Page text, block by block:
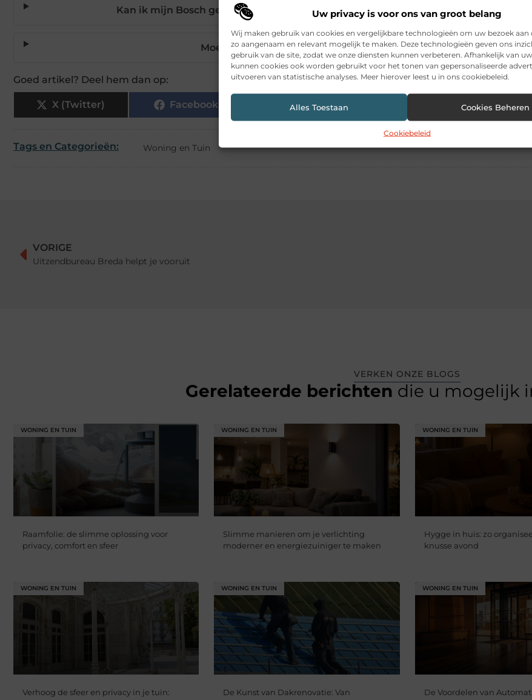
Uw privacy is voor ons van groot belang
Wij maken gebruik van cookies en vergelijkbare technologieën om uw bezoek aan
zo aangenaam en relevant mogelijk te maken. Deze technologieën geven ons
gebruik van de site, zodat we onze diensten kunnen verbeteren. Afhankelijk van
kunnen cookies ook worden gebruikt voor het tonen van gepersonaliseerde
uitvoeren van statistische analyses. Meer hierover leest u in ons cookiebeleid.
Alles Toestaan Cookies Beheren
Cookiebeleid
Kan ik mijn Bosch gereedschap blijven gebruiken met een nieuwe accu?
Moet ik ook mijn acculader vervangen?
Goed artikel? Deel hem dan op:
X (Twitter) Facebook Pinterest
Tags en Categorieën: Woning en Tuin
VORIGE
Uitzendbureau Breda helpt je vooruit
VERKEN ONZE BLOGS
Gerelateerde berichten die u mogelijk
WONING EN TUIN
Raamfolie: de slimme oplossing voor
privacy, comfort en sfeer
WONING EN TUIN
Slimme manieren om je verlichting
moderner en energiezuiniger te maken
WONING EN TUIN
Hygge in huis: zo
knusse avond
WONING EN TUIN
Verhoog de sfeer en privacy in je tuin:
WONING EN TUIN
De Kunst van Dakrenovatie: Van
WONING EN TUIN
De Voordelen van